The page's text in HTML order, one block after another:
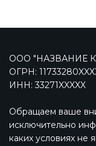
ООО "НАЗВАНИЕ
ОГРН:
ИНН: 33271XXXXX
Обращаем ваше
исключительно
каких условиях не